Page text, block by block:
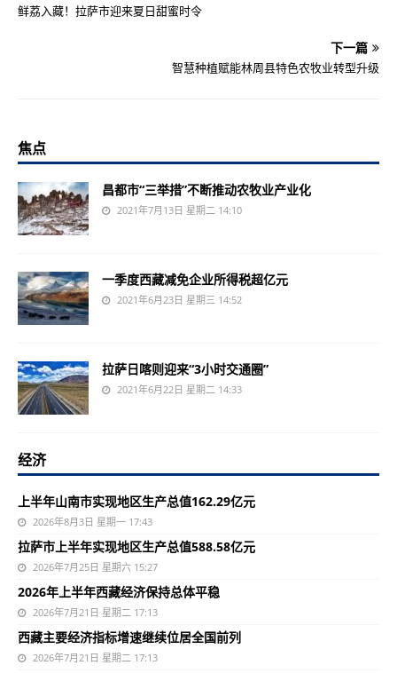
鲜荔入藏！拉萨市迎来夏日甜蜜时令
下一篇
智慧种植赋能林周县特色农牧业转型升级
焦点
昌都市“三举措”不断推动农牧业产业化
2021年7月13日 星期二 14:10
一季度西藏减免企业所得税超亿元
2021年6月23日 星期三 14:52
拉萨日喀则迎来“3小时交通圈”
2021年6月22日 星期二 14:33
经济
上半年山南市实现地区生产总值162.29亿元
2026年8月3日 星期一 17:43
拉萨市上半年实现地区生产总值588.58亿元
2026年7月25日 星期六 15:27
2026年上半年西藏经济保持总体平稳
2026年7月21日 星期二 17:13
西藏主要经济指标增速继续位居全国前列
2026年7月21日 星期二 17:13